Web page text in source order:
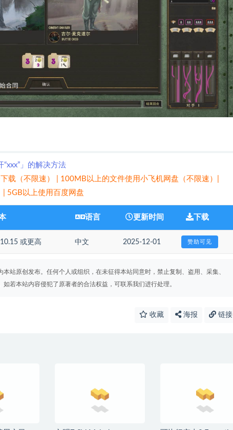
」的解决方法
载（不限速） | 100MB以上的文件使用小飞机网盘（不限速）|
5GB以上使用百度网盘
语言 更新时间 下载
或更高 中文 2025-12-01 赞助可见
站原创发布。任何个人或组织，在未征得本站同意时，禁止复制、盗用、采集、
若本站内容侵犯了原著者的合法权益，可联系我们进行处理。
收藏 海报 链接